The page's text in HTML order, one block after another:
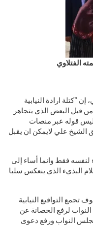
الفتلاوي
“كتلة ارادة النيابية
قبل البعض الذي يتجاهر
قوله عبر منصات
الشيخ علي لايمكن ان يقبل
فقط وانما أساء إلى
البذيء الذي ينعكس سلبا
تجمع التواقيع النيابية
لرفع الحصانة عن
النواب ورفع دعوى